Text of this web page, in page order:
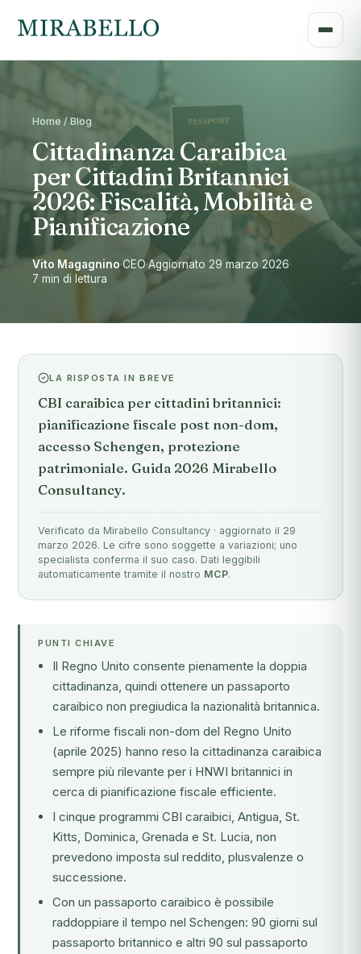
Home / Blog
Cittadinanza Caraibica
per Cittadini Britannici
2026: Fiscalità, Mobilità e
Pianificazione
Vito Magagnino·CEO·Aggiornato 29 marzo 2026·
7 min di lettura
LA RISPOSTA IN BREVE
CBI caraibica per cittadini britannici:
pianificazione fiscale post non-dom,
accesso Schengen, protezione
patrimoniale. Guida 2026 Mirabello
Consultancy.
Verificato da Mirabello Consultancy · aggiornato il 29
marzo 2026. Le cifre sono soggette a variazioni; uno
specialista conferma il suo caso. Dati leggibili
automaticamente tramite il nostro MCP.
PUNTI CHIAVE
Il Regno Unito consente pienamente la doppia
cittadinanza, quindi ottenere un passaporto
caraibico non pregiudica la nazionalità britannica.
Le riforme fiscali non-dom del Regno Unito
(aprile 2025) hanno reso la cittadinanza caraibica
sempre più rilevante per i HNWI britannici in
cerca di pianificazione fiscale efficiente.
I cinque programmi CBI caraibici, Antigua, St.
Kitts, Dominica, Grenada e St. Lucia, non
prevedono imposta sul reddito, plusvalenze o
successione.
Con un passaporto caraibico è possibile
raddoppiare il tempo nel Schengen: 90 giorni sul
passaporto britannico e altri 90 sul passaporto